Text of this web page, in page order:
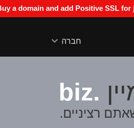
חברה
.biz
רציניים.